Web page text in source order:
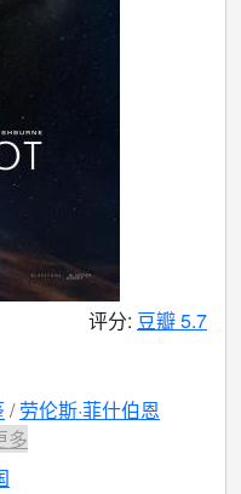
评分: 豆瓣 5.7
劳伦斯·菲什伯恩
多